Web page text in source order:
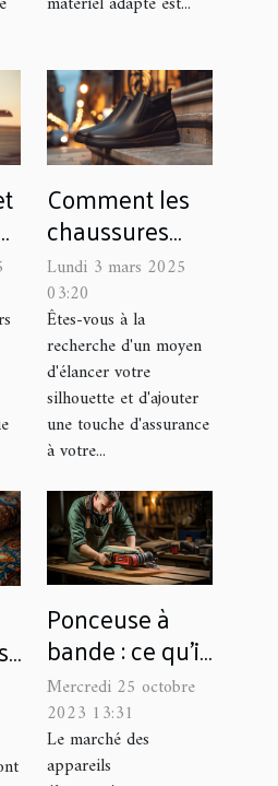
Comment les
chaussures
rehaussantes
peuvent
transformer
votre style et
confiance
Lundi 3 mars 2025
03:20
Êtes-vous à la
recherche d'un moyen
d'élancer votre
silhouette et d'ajouter
une touche d'assurance
à votre...
Ponceuse à
bande : ce qu’il
faut savoir ?
Mercredi 25 octobre
2023 13:31
Le marché des
appareils